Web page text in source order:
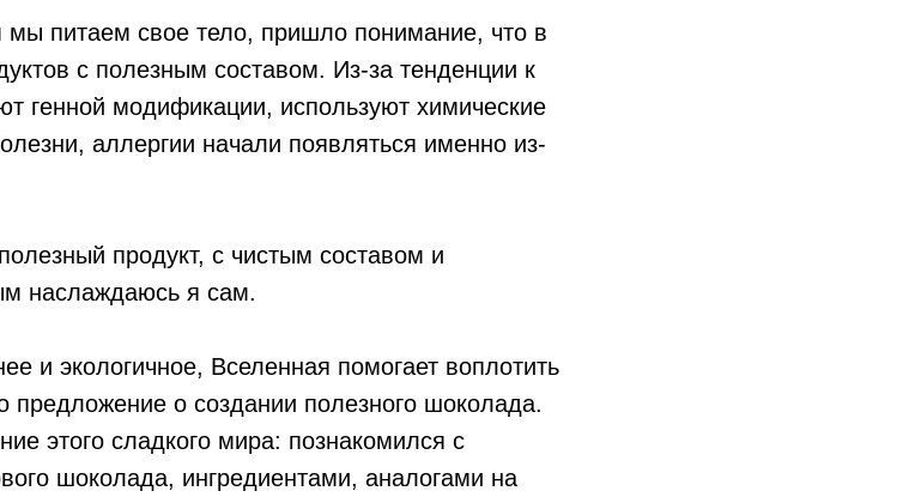
мы питаем свое тело, пришло понимание, что в
с полезным составом. Из-за тенденции к
генной модификации, используют химические
аллергии начали появляться именно из-
продукт, с чистым составом и
наслаждаюсь я сам.
и экологичное, Вселенная помогает воплотить
предложение о создании полезного шоколада.
этого сладкого мира: познакомился с
шоколада, ингредиентами, аналогами на